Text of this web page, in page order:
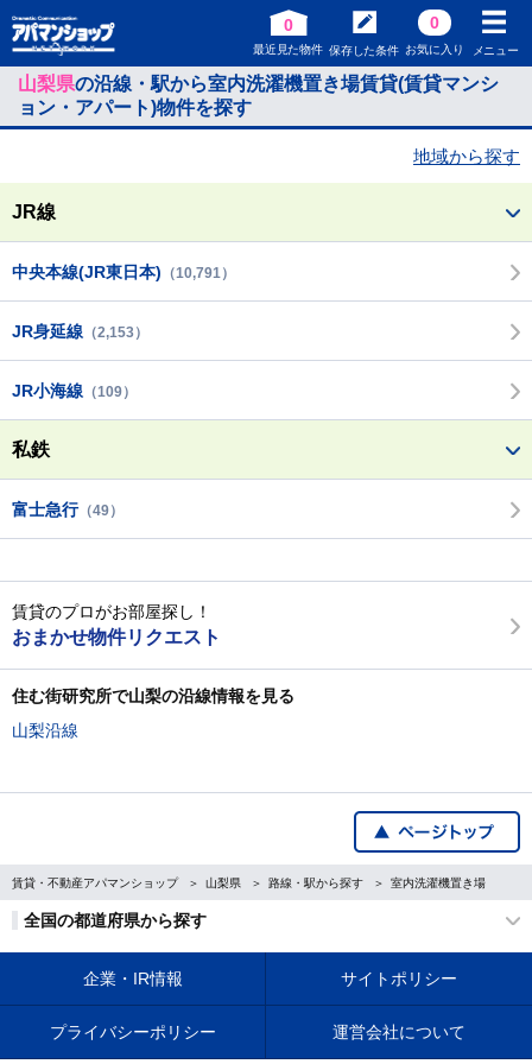
0
最近見た物件 保存した条件
0
お気に入り メニュー
山梨県の沿線・駅から室内洗濯機置き場賃貸(賃貸マンシ
ョン・アパート)物件を探す
地域から探す
JR線
中央本線(JR東日本) （10,791）
JR身延線 （2,153）
JR小海線 （109）
私鉄
富士急行（49）
賃貸のプロがお部屋探し！
おまかせ物件リクエスト
住む街研究所で山梨の沿線情報を見る
山梨沿線
賃貸・不動産アパマンショップ 山梨県 路線・駅から探す 室内洗濯機置き場
全国の都道府県から探す
企業・IR情報 サイトポリシー
プライバシーポリシー 運営会社について